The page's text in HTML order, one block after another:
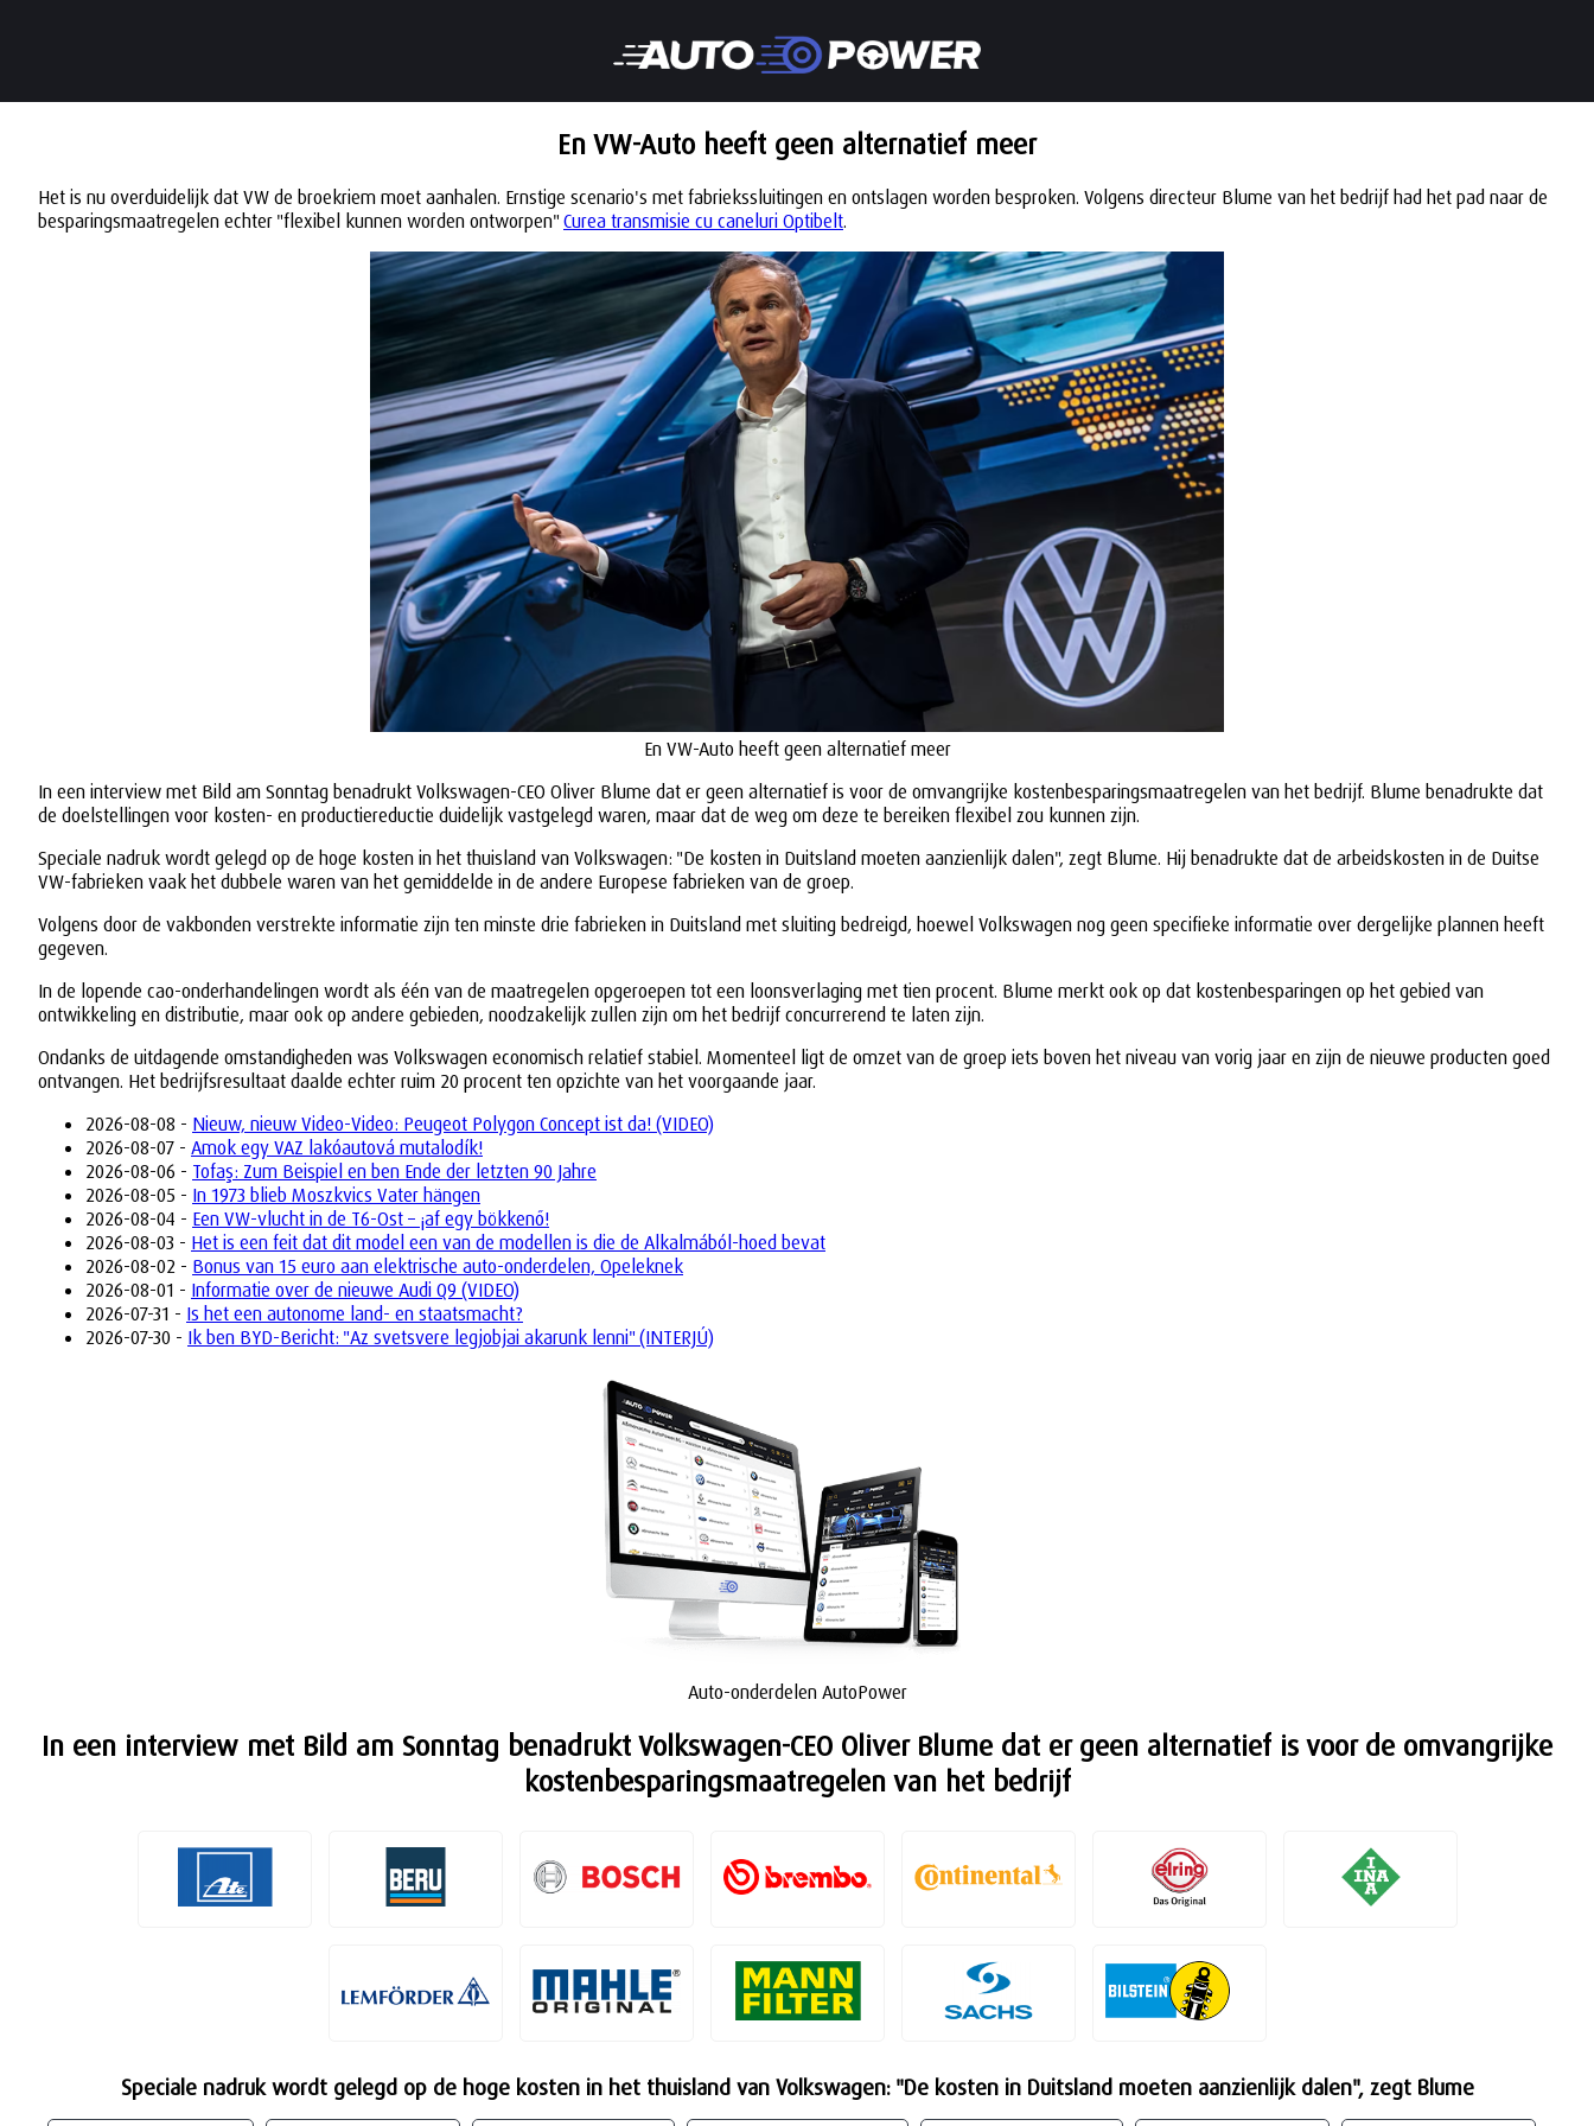
En VW-Auto heeft geen alternatief meer
Het is nu overduidelijk dat VW de broekriem moet aanhalen. Ernstige scenario's met fabriekssluitingen en ontslagen worden besproken. Volgens directeur Blume van het bedrijf had het pad naar de
besparingsmaatregelen echter "flexibel kunnen worden ontworpen" Curea transmisie cu caneluri Optibelt.
En VW-Auto heeft geen alternatief meer
In een interview met Bild am Sonntag benadrukt Volkswagen-CEO Oliver Blume dat er geen alternatief is voor de omvangrijke kostenbesparingsmaatregelen van het bedrijf. Blume benadrukte dat
de doelstellingen voor kosten- en productiereductie duidelijk vastgelegd waren, maar dat de weg om deze te bereiken flexibel zou kunnen zijn.
Speciale nadruk wordt gelegd op de hoge kosten in het thuisland van Volkswagen: "De kosten in Duitsland moeten aanzienlijk dalen", zegt Blume. Hij benadrukte dat de arbeidskosten in de Duitse
VW-fabrieken vaak het dubbele waren van het gemiddelde in de andere Europese fabrieken van de groep.
Volgens door de vakbonden verstrekte informatie zijn ten minste drie fabrieken in Duitsland met sluiting bedreigd, hoewel Volkswagen nog geen specifieke informatie over dergelijke plannen heeft
gegeven.
In de lopende cao-onderhandelingen wordt als één van de maatregelen opgeroepen tot een loonsverlaging met tien procent. Blume merkt ook op dat kostenbesparingen op het gebied van
ontwikkeling en distributie, maar ook op andere gebieden, noodzakelijk zullen zijn om het bedrijf concurrerend te laten zijn.
Ondanks de uitdagende omstandigheden was Volkswagen economisch relatief stabiel. Momenteel ligt de omzet van de groep iets boven het niveau van vorig jaar en zijn de nieuwe producten goed
ontvangen. Het bedrijfsresultaat daalde echter ruim 20 procent ten opzichte van het voorgaande jaar.
2026-08-08 - Nieuw, nieuw Video-Video: Peugeot Polygon Concept ist da! (VIDEO)
2026-08-07 - Amok egy VAZ lakóautová mutalodík!
2026-08-06 - Tofaş: Zum Beispiel en ben Ende der letzten 90 Jahre
2026-08-05 - In 1973 blieb Moszkvics Vater hängen
2026-08-04 - Een VW-vlucht in de T6-Ost – ¡af egy bökkenő!
2026-08-03 - Het is een feit dat dit model een van de modellen is die de Alkalmából-hoed bevat
2026-08-02 - Bonus van 15 euro aan elektrische auto-onderdelen, Opeleknek
2026-08-01 - Informatie over de nieuwe Audi Q9 (VIDEO)
2026-07-31 - Is het een autonome land- en staatsmacht?
2026-07-30 - Ik ben BYD-Bericht: "Az svetsvere legjobjai akarunk lenni" (INTERJÚ)
Auto-onderdelen AutoPower
In een interview met Bild am Sonntag benadrukt Volkswagen-CEO Oliver Blume dat er geen alternatief is voor de omvangrijke
kostenbesparingsmaatregelen van het bedrijf
Speciale nadruk wordt gelegd op de hoge kosten in het thuisland van Volkswagen: "De kosten in Duitsland moeten aanzienlijk dalen", zegt Blume